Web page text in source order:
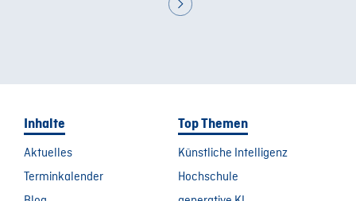
Inhalte
Aktuelles
Terminkalender
Top Themen
Künstliche Intelligenz
Hochschule